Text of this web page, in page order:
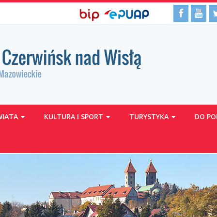
ePUAP
Biuletyn
Informacji
EPUAP
Media
KULTURA I SPORT TURYSTYKA DO